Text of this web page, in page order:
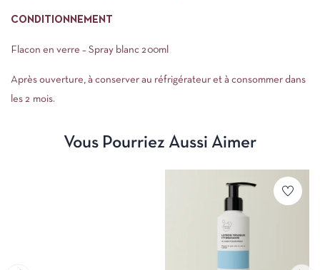
CONDITIONNEMENT
Flacon en verre – Spray blanc 200ml
Après ouverture, à conserver au réfrigérateur et à consommer dans
les 2 mois.
Vous Pourriez Aussi Aimer